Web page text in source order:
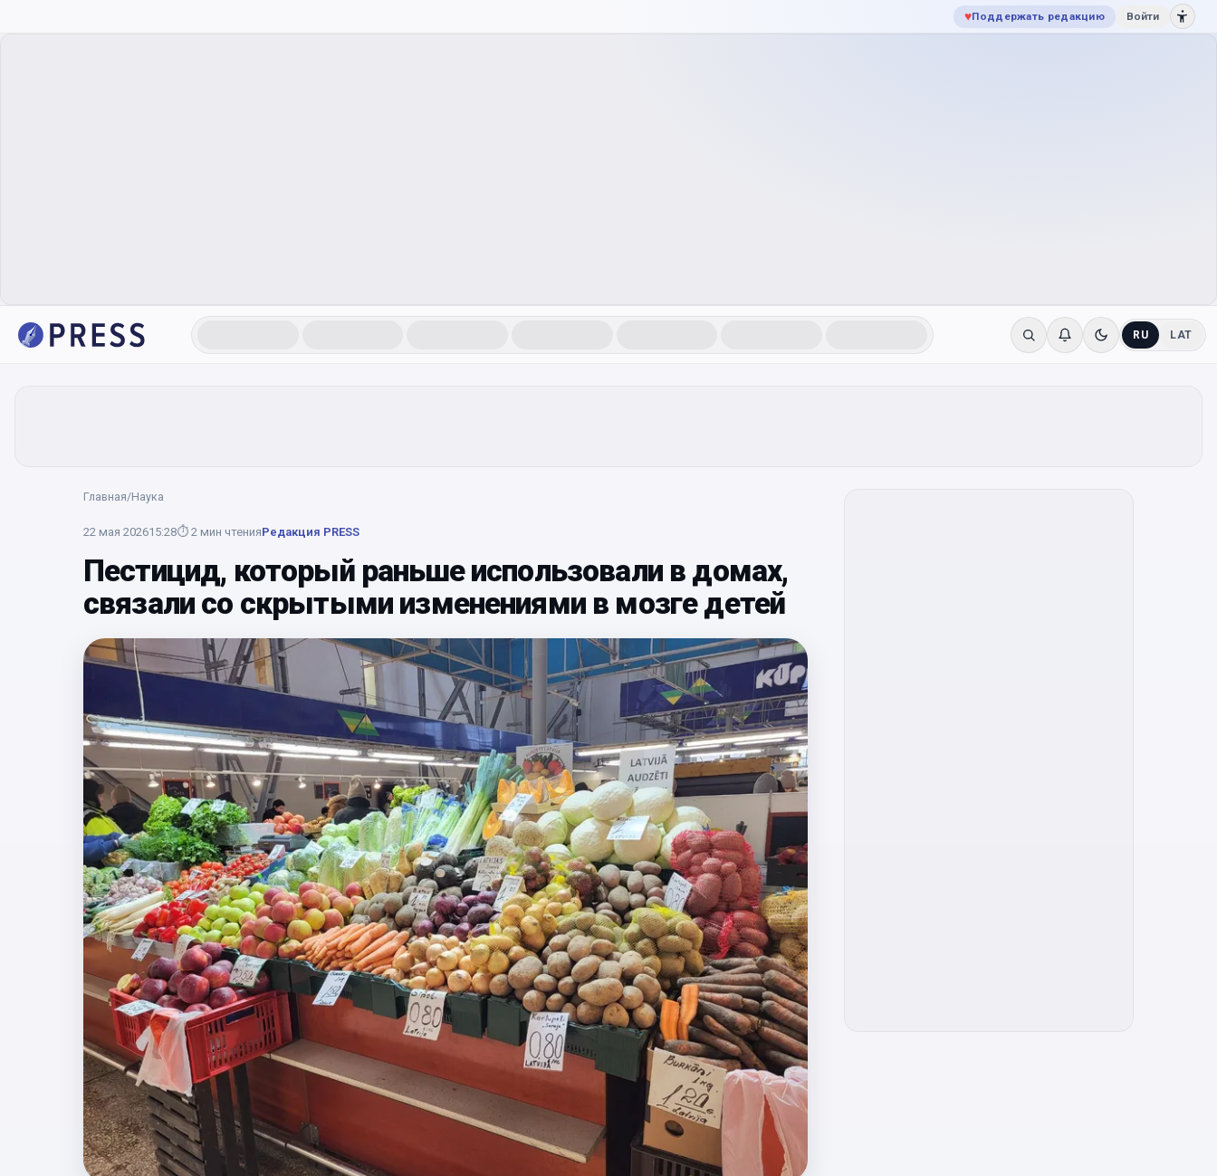
♥Поддержать редакцию Войти
RU LAT
Главная/Наука
22 мая 202615:28⏱ 2 мин чтенияРедакция PRESS
Пестицид, который раньше использовали в домах,
связали со скрытыми изменениями в мозге детей